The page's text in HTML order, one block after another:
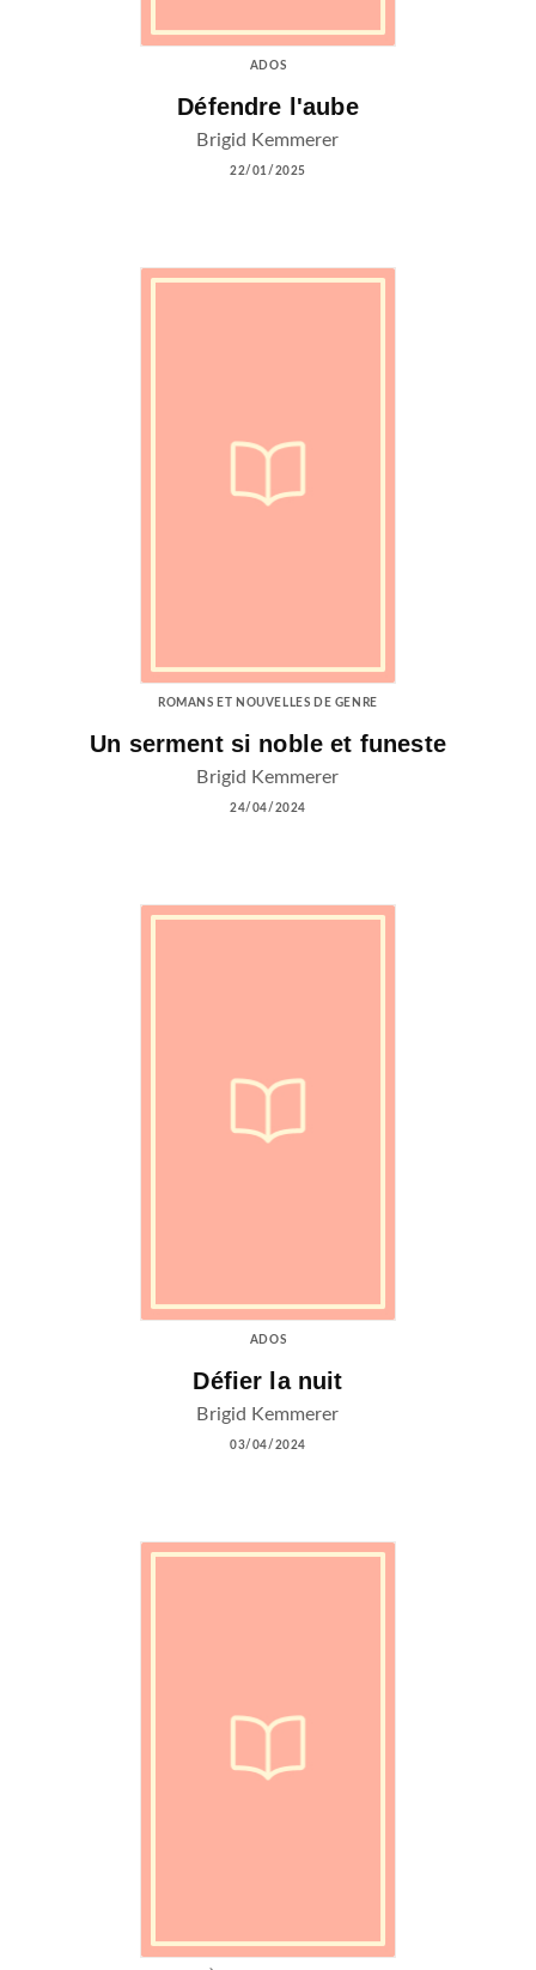
ADOS
Défendre l'aube
Brigid Kemmerer
22/01/2025
ROMANS ET NOUVELLES DE GENRE
Un serment si noble et funeste
Brigid Kemmerer
24/04/2024
ADOS
Défier la nuit
Brigid Kemmerer
03/04/2024